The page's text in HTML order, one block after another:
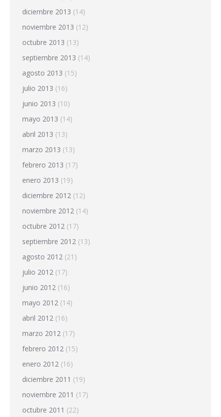
diciembre 2013 (14)
noviembre 2013 (12)
octubre 2013 (13)
septiembre 2013 (14)
agosto 2013 (15)
julio 2013 (16)
junio 2013 (10)
mayo 2013 (14)
abril 2013 (13)
marzo 2013 (13)
febrero 2013 (17)
enero 2013 (19)
diciembre 2012 (12)
noviembre 2012 (14)
octubre 2012 (17)
septiembre 2012 (13)
agosto 2012 (21)
julio 2012 (17)
junio 2012 (16)
mayo 2012 (14)
abril 2012 (16)
marzo 2012 (17)
febrero 2012 (15)
enero 2012 (16)
diciembre 2011 (19)
noviembre 2011 (17)
octubre 2011 (22)